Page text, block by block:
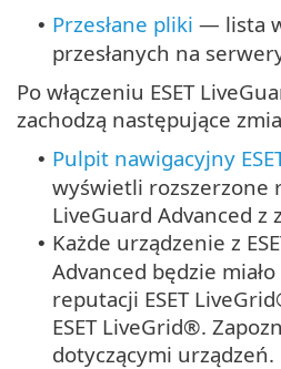
• Przesłane pliki — lista
przesłanych na serwery
Po włączeniu ESET
zachodzą następujące
• Pulpit nawigacyjny
wyświetli rozszerzone
LiveGuard Advanced z
• Każde urządzenie z
Advanced będzie
reputacji ESET
ESET LiveGrid®.
dotyczącymi urządzeń.